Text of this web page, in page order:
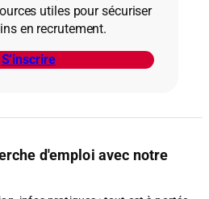
utiles pour sécuriser
en recrutement.
S’inscrire